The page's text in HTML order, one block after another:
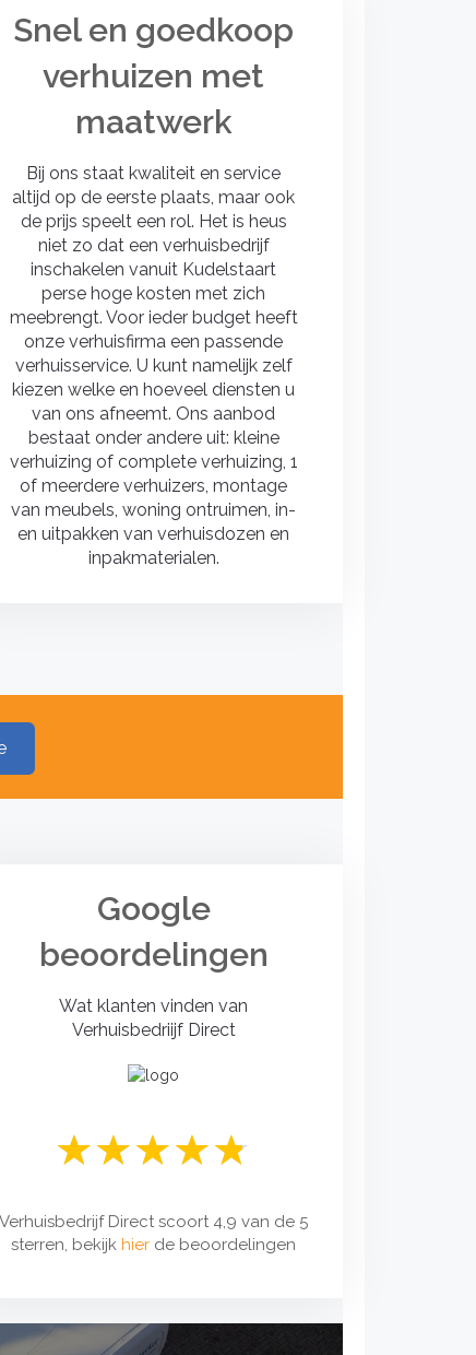
Snel en goedkoop
verhuizen met
maatwerk
Bij ons staat kwaliteit en service
altijd op de eerste plaats, maar ook
de prijs speelt een rol. Het is heus
niet zo dat een verhuisbedrijf
inschakelen vanuit Kudelstaart
perse hoge kosten met zich
meebrengt. Voor ieder budget heeft
onze verhuisfirma een passende
verhuisservice. U kunt namelijk zelf
kiezen welke en hoeveel diensten u
van ons afneemt. Ons aanbod
bestaat onder andere uit: kleine
verhuizing of complete verhuizing, 1
of meerdere verhuizers, montage
van meubels, woning ontruimen, in-
en uitpakken van verhuisdozen en
inpakmaterialen.
Google
beoordelingen
Wat klanten vinden van
Verhuisbedriijf Direct
Verhuisbedrijf Direct scoort 4,9 van de 5
sterren, bekijkhier de beoordelingen